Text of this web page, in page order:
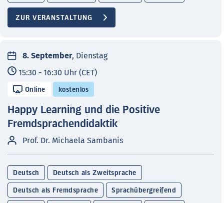
ZUR VERANSTALTUNG
8. September, Dienstag
15:30 - 16:30 Uhr (CET)
Online kostenlos
Happy Learning und die Positive
Fremdsprachendidaktik
Prof. Dr. Michaela Sambanis
Deutsch Deutsch als Zweitsprache
Deutsch als Fremdsprache Sprachübergreifend